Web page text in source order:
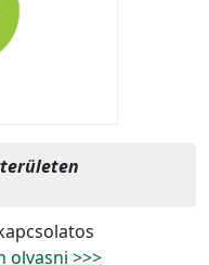
olvasni >>>